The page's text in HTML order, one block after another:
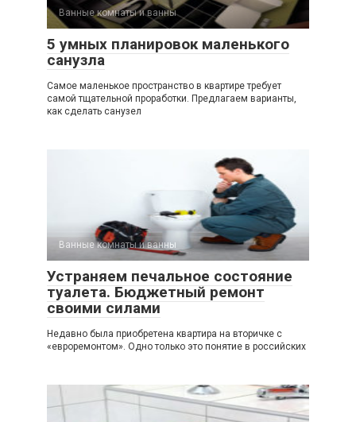
Ванные комнаты и ванны
5 умных планировок маленького
санузла
Самое маленькое пространство в квартире требует
самой тщательной проработки. Предлагаем варианты,
как сделать санузел
Ванные комнаты и ванны
Устраняем печальное состояние
туалета. Бюджетный ремонт
своими силами
Недавно была приобретена квартира на вторичке с
«евроремонтом». Одно только это понятие в российских